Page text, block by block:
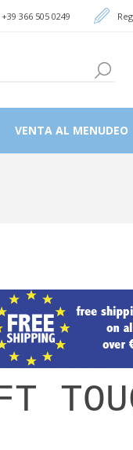
+39 366 505 0249
VENTA AL MENUDEO